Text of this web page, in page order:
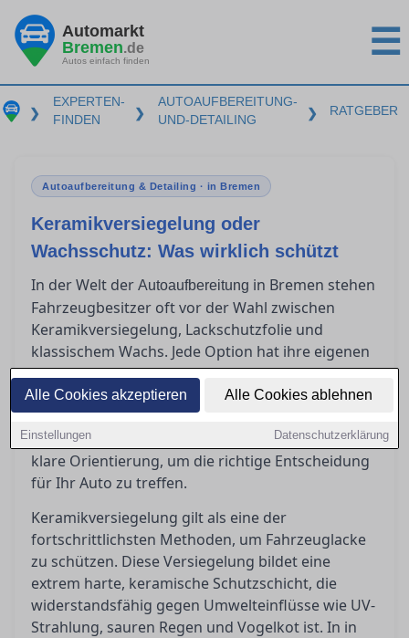
Alle Cookies akzeptieren Alle Cookies ablehnen
Einstellungen Datenschutzerklärung
Automarkt
Bremen.de
Autos einfach finden ☰
❯
EXPERTEN-
FINDEN
❯
AUTOAUFBEREITUNG-
UND-DETAILING
❯ RATGEBER
Autoaufbereitung & Detailing · in Bremen
Keramikversiegelung oder
Wachsschutz: Was wirklich schützt
In der Welt der Autoaufbereitung in Bremen stehen
Fahrzeugbesitzer oft vor der Wahl zwischen
Keramikversiegelung, Lackschutzfolie und
klassischem Wachs. Jede Option hat ihre eigenen
Vorzüge und Herausforderungen in Bezug auf
Haltbarkeit, Kosten und Anwendung. Doch
welche Methode bietet wirklich den besten
Schutz? In diesem Artikel geben wir Ihnen eine
klare Orientierung, um die richtige Entscheidung
für Ihr Auto zu treffen.
Keramikversiegelung gilt als eine der
fortschrittlichsten Methoden, um Fahrzeuglacke
zu schützen. Diese Versiegelung bildet eine
extrem harte, keramische Schutzschicht, die
widerstandsfähig gegen Umwelteinflüsse wie UV-
Strahlung, sauren Regen und Vogelkot ist. In in